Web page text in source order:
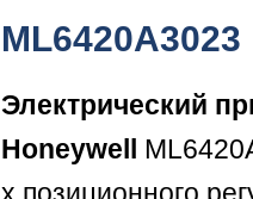
ML6420A3023
Электрический
Honeywell